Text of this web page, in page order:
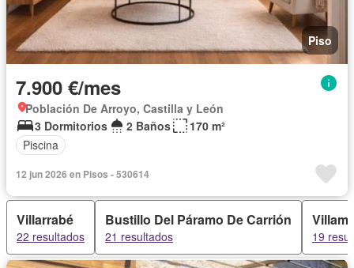
Piso
7.900 €/mes
Población De Arroyo, Castilla y León
3 Dormitorios
2 Baños
170 m²
Piscina
12 jun 2026 en Pisos - 530614
Villarrabé
22 resultados
Bustillo Del Páramo De Carrión
21 resultados 19